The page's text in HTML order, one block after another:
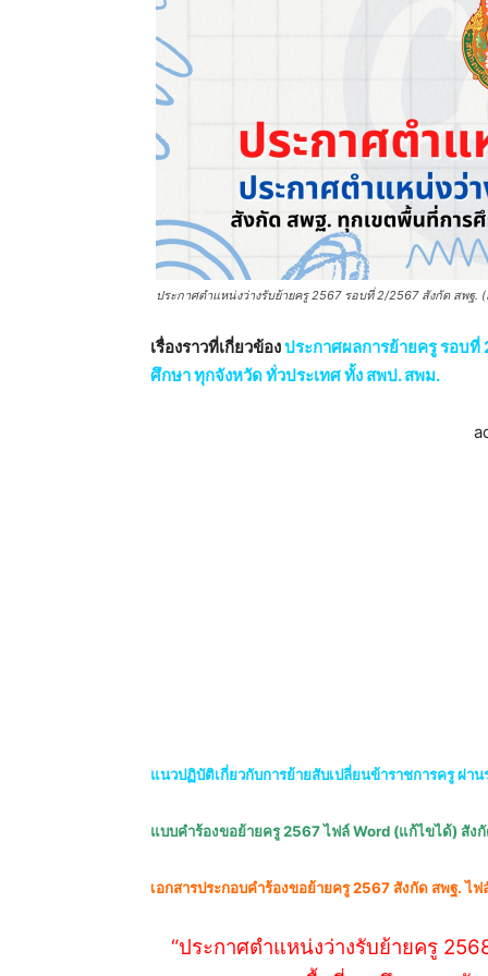
ประกาศตำแหน่งว่างรับย้ายครู 2567 รอบที่ 2/2567 สังกัด สพฐ
เรื่องราวที่เกี่ยวข้องประกาศผลการย้ายครู รอบ
ศึกษา ทุกจังหวัด ทั่วประเทศ ทั้ง สพป. สพม.
แนวปฏิบัติเกี่ยวกับการย้ายสับเปลี่ยนข้าราชการครูผ่าน
แบบคำร้องขอย้ายครู 2567 ไฟล์ Word (แก้ไขได้) สั
เอกสารประกอบคำร้องขอย้ายครู 2567 สังกัด สพฐ.ไฟ
“ประกาศตำแหน่งว่างรับย้ายครู